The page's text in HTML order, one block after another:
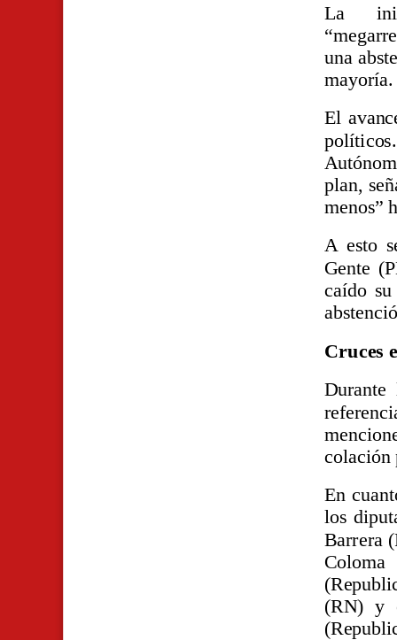
La
una
mayoría.
El
plan,
menos”
A esto
Gente
caído
Cruces
Durante
colación
En
los
Barrera
(RN) y